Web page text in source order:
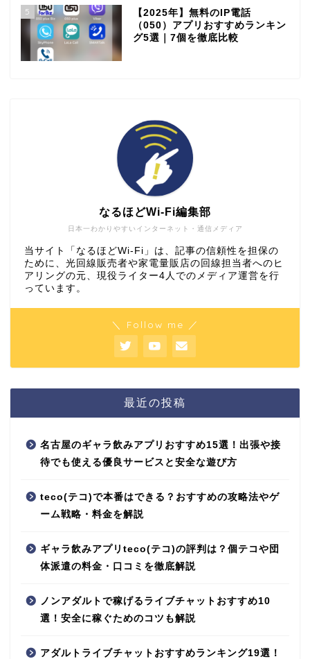
5
【2025年】無料のIP電話
（050）アプリおすすめランキン
グ5選｜7個を徹底比較
日本一わかりやすいインターネット・通信メディア
なるほどWi-Fi編集部
当サイト「なるほどWi-Fi」は、記事の信頼性を担保の
ために、光回線販売者や家電量販店の回線担当者へのヒ
アリングの元、現役ライター4人でのメディア運営を行
っています。
＼ Follow me ／
最近の投稿
名古屋のギャラ飲みアプリおすすめ15選！出張や接
待でも使える優良サービスと安全な遊び方
teco(テコ)で本番はできる？おすすめの攻略法やゲ
ーム戦略・料金を解説
ギャラ飲みアプリteco(テコ)の評判は？個テコや団
体派遣の料金・口コミを徹底解説
ノンアダルトで稼げるライブチャットおすすめ10
選！安全に稼ぐためのコツも解説
アダルトライブチャットおすすめランキング19選！